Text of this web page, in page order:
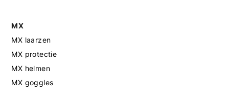
MX
MX laarzen
MX protectie
MX helmen
MX goggles